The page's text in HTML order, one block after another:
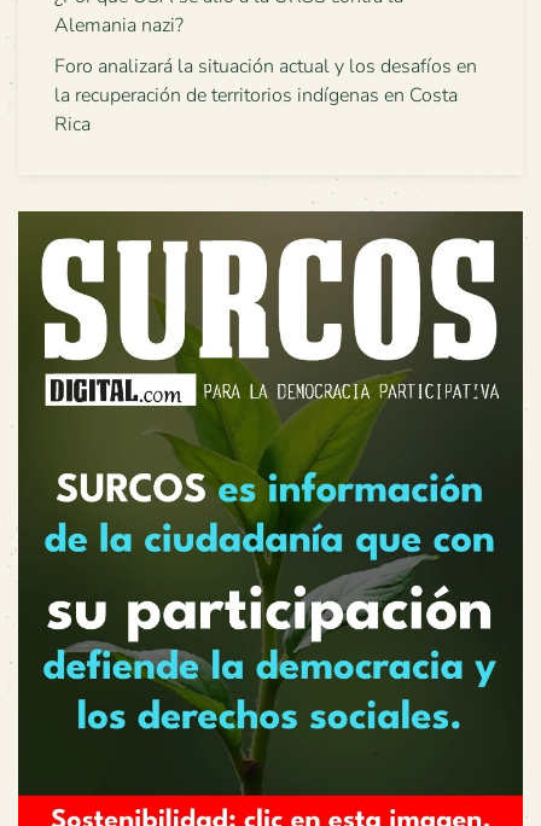
Alemania nazi?
Foro analizará la situación actual y los desafíos en
la recuperación de territorios indígenas en Costa
Rica